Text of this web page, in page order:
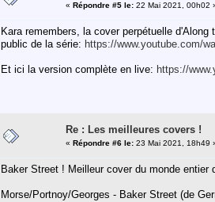
« Répondre #5 le: 22 Mai 2021, 00h02
Kara remembers, la cover perpétuelle
public de la série: https://www.youtube.com/
Et ici la version complète en live: https://
Re : Les meilleures covers !
« Répondre #6 le: 23 Mai 2021, 18h49
Baker Street ! Meilleur cover du monde entier
Morse/Portnoy/Georges - Baker Street (de